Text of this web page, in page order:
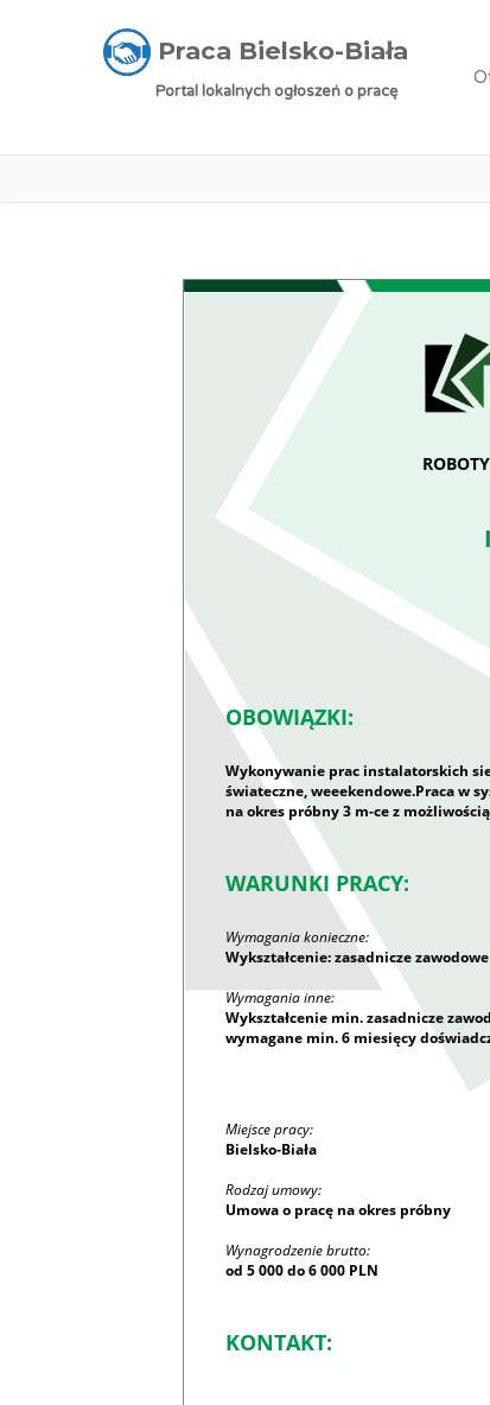
Praca Bielsko-Biała
Portal lokalnych ogłoszeń o pracę
Praca Bielsko-Biała » Oferty pracy
OBOWIĄZKI:
Wykonywanie prac instalatorskich
świateczne, weeekendowe.Praca w
na okres próbny 3 m-ce z
WARUNKI PRACY:
Wymagania konieczne:
Wykształcenie: zasadnicze zawodowe
Wymagania inne:
Wykształcenie min. zasadnicze
wymagane min. 6 miesięcy
Miejsce pracy:
Bielsko-Biała
Rodzaj umowy:
Umowa o pracę na okres próbny
Wynagrodzenie brutto:
od 5 000 do 6 000 PLN
KONTAKT: